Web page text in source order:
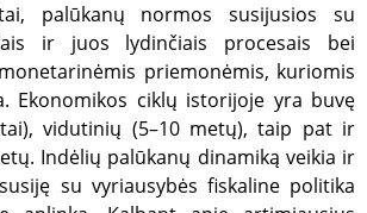
palūkanų normos susijusios su
ir juos lydinčiais procesais bei
priemonėmis, kuriomis
Ekonomikos ciklų istorijoje yra buvę
vidutinių (5–10 metų), taip pat ir
Indėlių palūkanų dinamiką veikia ir
su vyriausybės fiskaline politika
pat,
būtinas
slapukų
Adform
.adform.net
1 mėnuo
Google